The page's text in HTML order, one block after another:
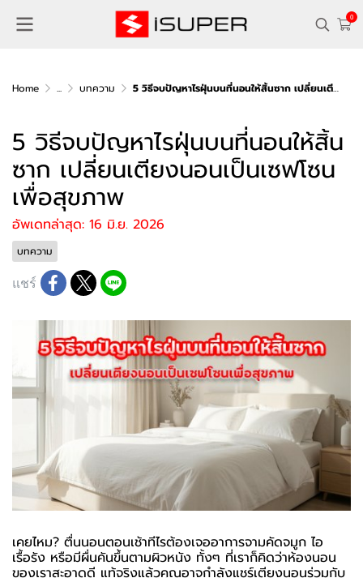
0
Home ... บทความ 5 วิธีจบปัญหาไรฝุ่นบนที่นอนให้สิ้นซาก เปลี่ยนเตียงนอนเป็นเซฟโซนเพื่อสุขภาพ
5 วิธีจบปัญหาไรฝุ่นบนที่นอนให้สิ้น
ซาก เปลี่ยนเตียงนอนเป็นเซฟโซน
เพื่อสุขภาพ
อัพเดทล่าสุด: 16 มิ.ย. 2026
บทความ
แชร์
เคยไหม? ตื่นนอนตอนเช้าทีไรต้องเจออาการจามคัดจมูก ไอ
เรื้อรัง หรือมีผื่นคันขึ้นตามผิวหนัง ทั้งๆ ที่เราก็คิดว่าห้องนอน
ของเราสะอาดดี แท้จริงแล้วคุณอาจกำลังแชร์เตียงนอนร่วมกับ